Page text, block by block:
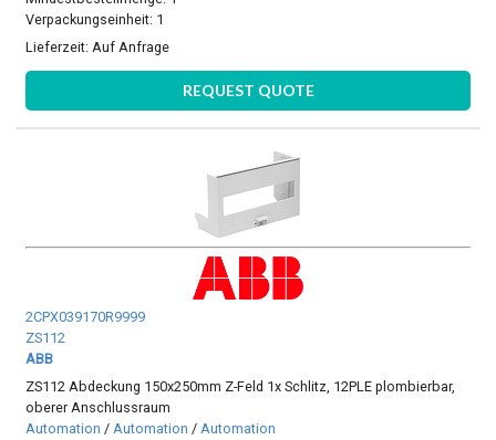
Verpackungseinheit: 1
Lieferzeit: Auf Anfrage
REQUEST QUOTE
2CPX039170R9999
ZS112
ABB
ZS112 Abdeckung 150x250mm Z-Feld 1x Schlitz, 12PLE plombierbar,
oberer Anschlussraum
Automation /Automation /Automation